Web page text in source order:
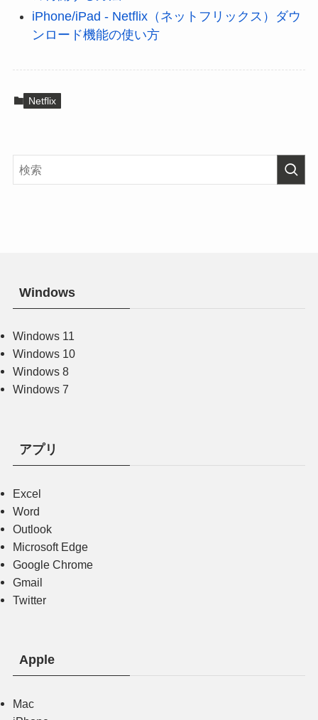
iPhone/iPad - Netflix（ネットフリックス）ダウ
ンロード機能の使い方
Netflix
Windows
Windows 11
Windows 10
Windows 8
Windows 7
アプリ
Excel
Word
Outlook
Microsoft Edge
Google Chrome
Gmail
Twitter
Apple
Mac